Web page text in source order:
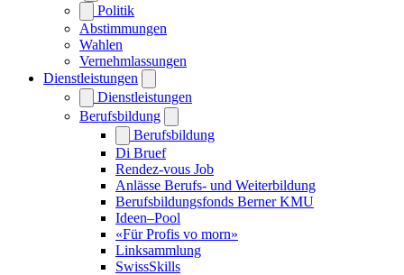
Politik
Abstimmungen
Wahlen
Vernehmlassungen
Dienstleistungen
Dienstleistungen
Berufsbildung
Berufsbildung
Di Bruef
Rendez-vous Job
Anlässe Berufs- und Weiterbildung
Berufsbildungsfonds Berner KMU
Ideen–Pool
«Für Profis vo morn»
Linksammlung
SwissSkills